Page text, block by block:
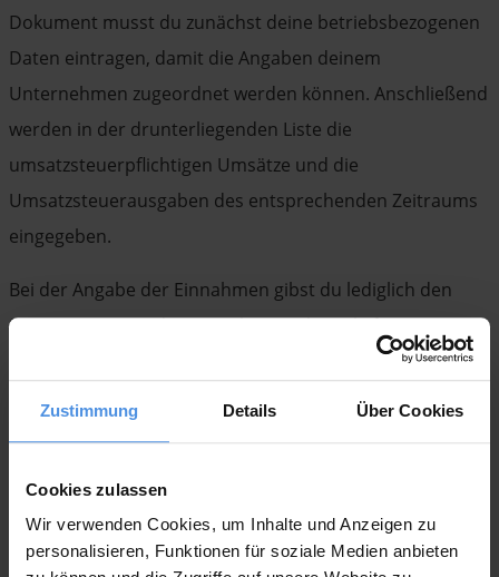
Zustimmung Details Über Cookies
Cookies zulassen
Wir verwenden Cookies, um Inhalte und Anzeigen zu
personalisieren, Funktionen für soziale Medien anbieten
Dokument musst du zunächst deine betriebsbezogenen
Daten eintragen, damit die Angaben deinem
Unternehmen zugeordnet werden können. Anschließend
werden in der drunterliegenden Liste die
umsatzsteuerpflichtigen Umsätze und die
Umsatzsteuerausgaben des entsprechenden Zeitraums
eingegeben.
Bei der Angabe der Einnahmen gibst du lediglich den
Steuersatz sowie den Nettobetrag der gelieferten Waren
oder Dienstleistungen an. Die ELSTER Software
berechnet anschließend automatisch die Steuerlast.
Achte darauf, dass du den passenden
Steuersatz einträgst. Einige